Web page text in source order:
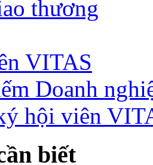
thương
VITAS
Doanh
hội viên
biết